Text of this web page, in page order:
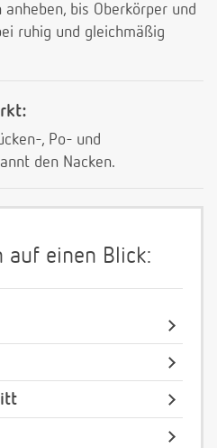
bis Oberkörper und
ruhig und gleichmäßig
, Po- und
den Nacken.
auf einen Blick: